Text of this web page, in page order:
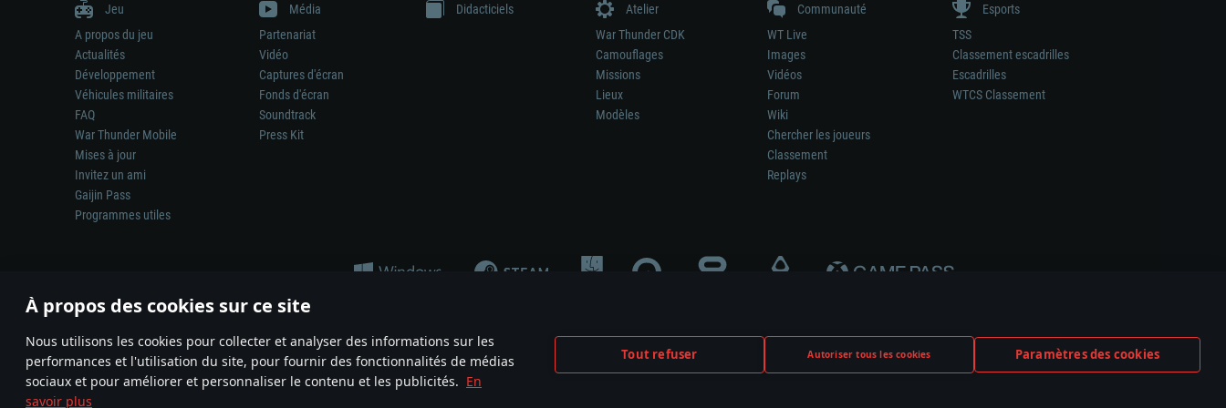
À propos des cookies sur ce site
Nous utilisons les cookies pour collecter et analyser des informations sur les
performances et l'utilisation du site, pour fournir des fonctionnalités de médias
sociaux et pour améliorer et personnaliser le contenu et les publicités. En
savoir plus
Tout refuser Autoriser tous les cookies Paramètres des cookies
Jeu
A propos du jeu
Actualités
Développement
Véhicules militaires
FAQ
War Thunder Mobile
Mises à jour
Invitez un ami
Gaijin Pass
Programmes utiles
Média
Partenariat
Vidéo
Captures d'écran
Fonds d'écran
Soundtrack
Press Kit
Didacticiels
Atelier
War Thunder CDK
Camouflages
Missions
Lieux
Modèles
Communauté
WT Live
Images
Vidéos
Forum
Wiki
Chercher les joueurs
Classement
Replays
Esports
TSS
Classement escadrilles
Escadrilles
WTCS Classement
La représentation d’une arme ou d’un véhicule réel dans ce jeu ne signifie pas la participation au développement du jeu, le sponsoring ou à l’approbation de tout fabricant d’armes ou de véhicule.
© 2011—2026 Gaijin Games Kft. All trademarks, logos and brand names are the property of their respective owners.
Termes et conditions